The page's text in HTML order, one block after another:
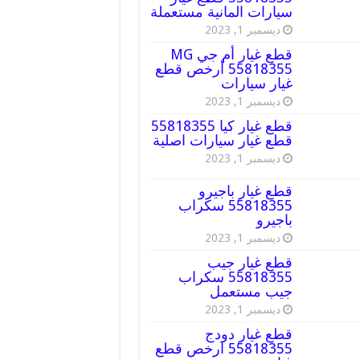
سيارات المانية مستعملة
ديسمبر 1, 2023
قطع غيار أم جي MG
55818355 أرخص قطع
غيار سيارات
ديسمبر 1, 2023
قطع غيار كيا 55818355
قطع غيار سيارات اصلية
ديسمبر 1, 2023
قطع غيار باجيرو
55818355 سكراب
باجيرو
ديسمبر 1, 2023
قطع غيار جيب
55818355 سكراب
جيب مستعمل
ديسمبر 1, 2023
قطع غيار دودج
55818355 ارخص قطع